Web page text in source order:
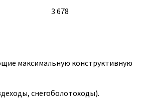
3 678
максимальную конструктивную
снегоболотоходы).